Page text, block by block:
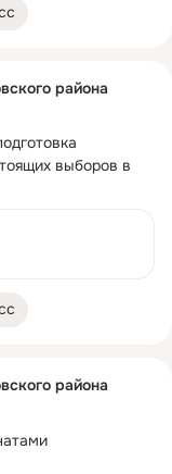
района
выборов в
района